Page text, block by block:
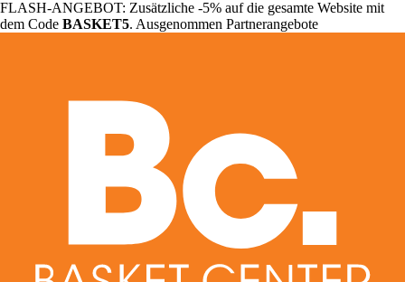
FLASH-ANGEBOT: Zusätzliche -5% auf die gesamte Website mit
dem Code BASKET5. Ausgenommen Partnerangebote